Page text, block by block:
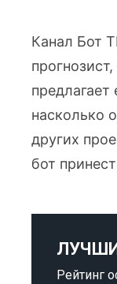
Канал Бот
насколько
других
бот
Рейтинг